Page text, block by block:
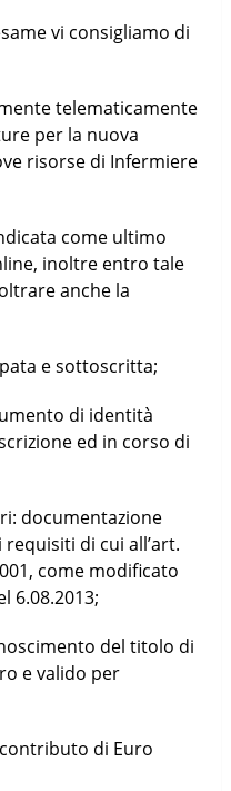
vi consigliamo di
telematicamente
per la nuova
risorse di Infermiere
come ultimo
inoltre entro tale
anche la
e sottoscritta;
di identità
ed in corso di
documentazione
di cui all’art.
come modificato
6.08.2013;
del titolo di
e valido per
di Euro